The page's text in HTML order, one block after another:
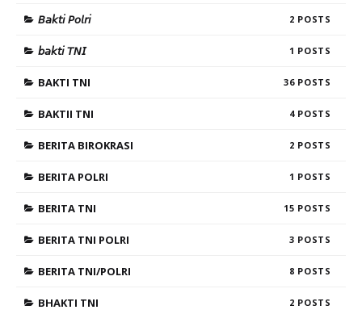
𝘉𝘢𝘬𝘵𝘪 𝘗𝘰𝘭𝘳𝘪 2
𝘣𝘢𝘬𝘵𝘪 𝘛𝘕𝘐 1
BAKTI TNI 36
BAKTII TNI 4
BERITA BIROKRASI 2
BERITA POLRI 1
BERITA TNI 15
BERITA TNI POLRI 3
BERITA TNI/POLRI 8
BHAKTI TNI 2